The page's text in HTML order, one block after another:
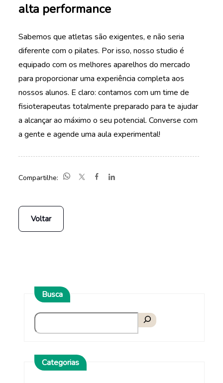
alta performance
Sabemos que atletas são exigentes, e não seria
diferente com o pilates. Por isso, nosso studio é
equipado com os melhores aparelhos do mercado
para proporcionar uma experiência completa aos
nossos alunos. E claro: contamos com um time de
fisioterapeutas totalmente preparado para te ajudar
a alcançar ao máximo o seu potencial. Converse com
a gente e agende uma aula experimental!
Compartilhe:
Voltar
Busca
Categorias